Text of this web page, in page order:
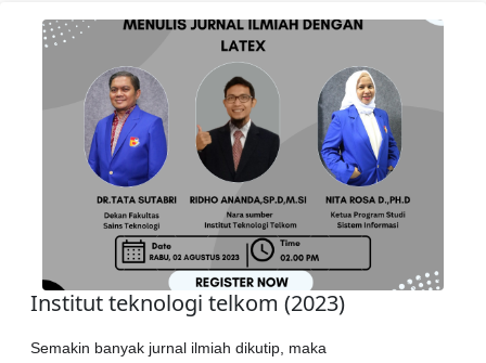
Institut teknologi telkom (2023)
Semakin banyak jurnal ilmiah dikutip, maka